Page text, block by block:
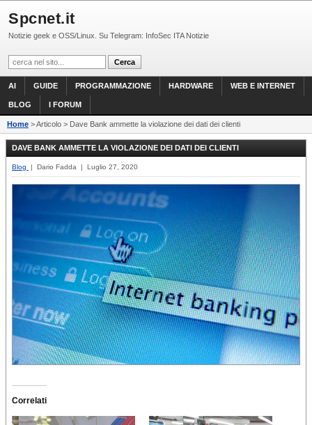
Spcnet.it
Notizie geek e OSS/Linux. Su Telegram: InfoSec ITA Notizie
AI GUIDE PROGRAMMAZIONE HARDWARE WEB E INTERNET
BLOG I FORUM
Home > Articolo > Dave Bank ammette la violazione dei dati dei clienti
DAVE BANK AMMETTE LA VIOLAZIONE DEI DATI DEI CLIENTI
Blog | Dario Fadda | Luglio 27, 2020
Correlati